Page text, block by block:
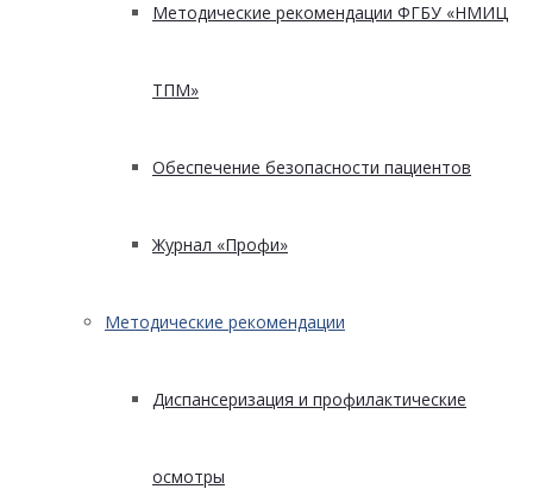
Методические рекомендации ФГБУ «НМИЦ
ТПМ»
Обеспечение безопасности пациентов
Журнал «Профи»
Методические рекомендации
Диспансеризация и профилактические
осмотры